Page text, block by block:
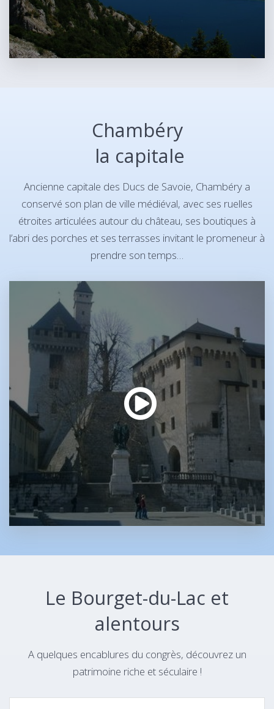
Chambéry
la capitale
Ancienne capitale des Ducs de Savoie, Chambéry a
conservé son plan de ville médiéval, avec ses ruelles
étroites articulées autour du château, ses boutiques à
l’abri des porches et ses terrasses invitant le promeneur à
prendre son temps…
Le Bourget-du-Lac et
alentours
A quelques encablures du congrès, découvrez un
patrimoine riche et séculaire !